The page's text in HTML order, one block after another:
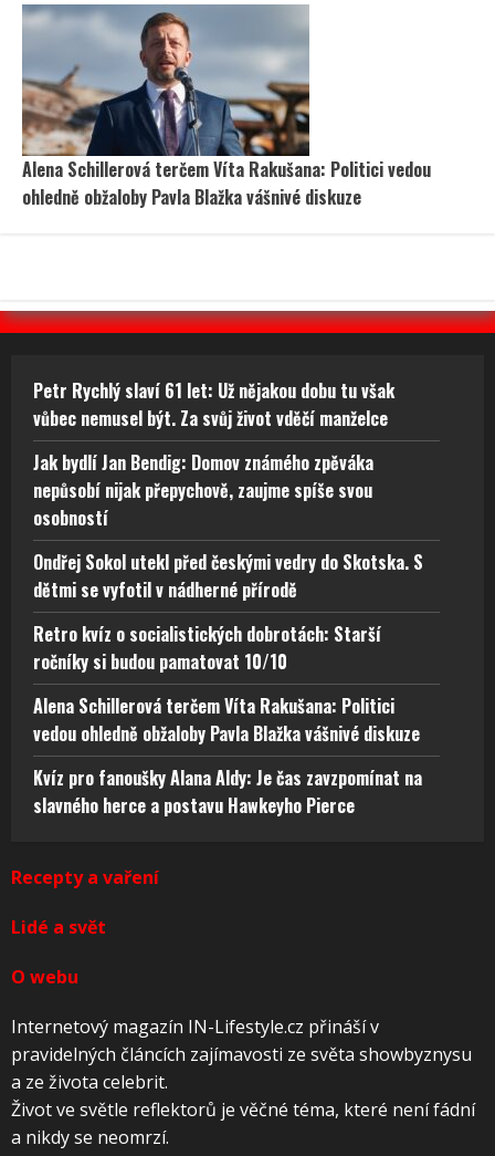
Alena Schillerová terčem Víta Rakušana: Politici vedou
ohledně obžaloby Pavla Blažka vášnivé diskuze
Petr Rychlý slaví 61 let: Už nějakou dobu tu však
vůbec nemusel být. Za svůj život vděčí manželce
Jak bydlí Jan Bendig: Domov známého zpěváka
nepůsobí nijak přepychově, zaujme spíše svou
osobností
Ondřej Sokol utekl před českými vedry do Skotska. S
dětmi se vyfotil v nádherné přírodě
Retro kvíz o socialistických dobrotách: Starší
ročníky si budou pamatovat 10/10
Alena Schillerová terčem Víta Rakušana: Politici
vedou ohledně obžaloby Pavla Blažka vášnivé diskuze
Kvíz pro fanoušky Alana Aldy: Je čas zavzpomínat na
slavného herce a postavu Hawkeyho Pierce
Recepty a vaření
Lidé a svět
O webu
Internetový magazín IN-Lifestyle.cz přináší v
pravidelných článcích zajímavosti ze světa showbyznysu
a ze života celebrit.
Život ve světle reflektorů je věčné téma, které není fádní
a nikdy se neomrzí.